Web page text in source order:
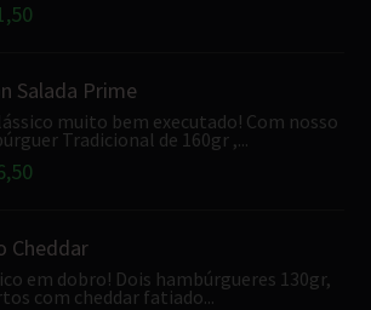
Salada Prime
muito bem executado! Com nosso
Tradicional de 160gr ,...
Cheddar
em dobro! Dois hambúrgueres 130gr,
com cheddar fatiado...